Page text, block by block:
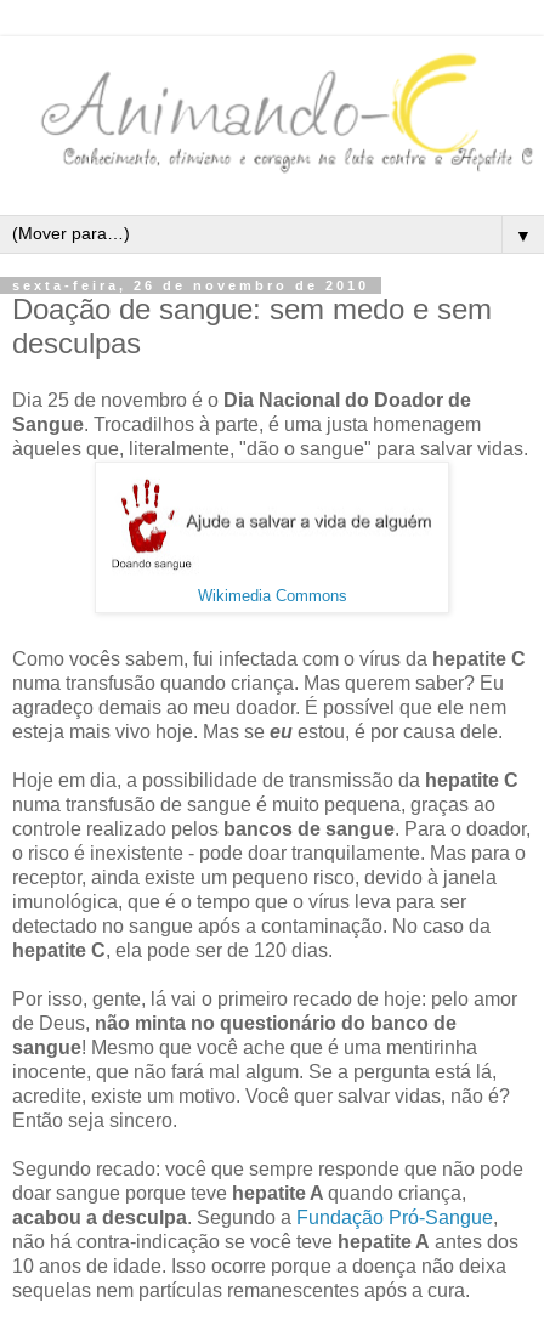
▼
sexta-feira, 26 de novembro de 2010
Doação de sangue: sem medo e sem
desculpas
Dia 25 de novembro é o Dia Nacional do Doador de
Sangue. Trocadilhos à parte, é uma justa homenagem
àqueles que, literalmente, "dão o sangue" para salvar vidas.
Wikimedia Commons
Como vocês sabem, fui infectada com o vírus da hepatite C
numa transfusão quando criança. Mas querem saber? Eu
agradeço demais ao meu doador. É possível que ele nem
esteja mais vivo hoje. Mas se eu estou, é por causa dele.
Hoje em dia, a possibilidade de transmissão da hepatite C
numa transfusão de sangue é muito pequena, graças ao
controle realizado pelos bancos de sangue. Para o doador,
o risco é inexistente - pode doar tranquilamente. Mas para o
receptor, ainda existe um pequeno risco, devido à janela
imunológica, que é o tempo que o vírus leva para ser
detectado no sangue após a contaminação. No caso da
hepatite C, ela pode ser de 120 dias.
Por isso, gente, lá vai o primeiro recado de hoje: pelo amor
de Deus, não minta no questionário do banco de
sangue! Mesmo que você ache que é uma mentirinha
inocente, que não fará mal algum. Se a pergunta está lá,
acredite, existe um motivo. Você quer salvar vidas, não é?
Então seja sincero.
Segundo recado: você que sempre responde que não pode
doar sangue porque teve hepatite A quando criança,
acabou a desculpa. Segundo a Fundação Pró-Sangue,
não há contra-indicação se você teve hepatite A antes dos
10 anos de idade. Isso ocorre porque a doença não deixa
sequelas nem partículas remanescentes após a cura.